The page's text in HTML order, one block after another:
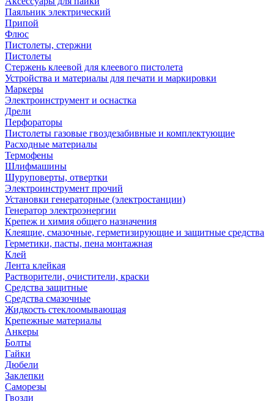
Паяльник электрический
Припой
Флюс
Пистолеты, стержни
Пистолеты
Стержень клеевой для клеевого пистолета
Устройства и материалы для печати и маркировки
Маркеры
Электроинструмент и оснастка
Дрели
Перфораторы
Пистолеты газовые гвоздезабивные и комплектующие
Расходные материалы
Термофены
Шлифмашины
Шуруповерты, отвертки
Электроинструмент прочий
Установки генераторные (электростанции)
Генератор электроэнергии
Крепеж и химия общего назначения
Клеящие, смазочные, герметизирующие и защитные средства
Герметики, пасты, пена монтажная
Клей
Лента клейкая
Растворители, очистители, краски
Средства защитные
Средства смазочные
Жидкость стеклоомывающая
Крепежные материалы
Анкеры
Болты
Гайки
Дюбели
Заклепки
Саморезы
Гвозди